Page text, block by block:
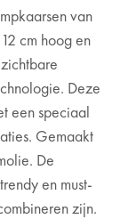
van
cm hoog en
Deze
een speciaal
Gemaakt
De
en must-
zijn.